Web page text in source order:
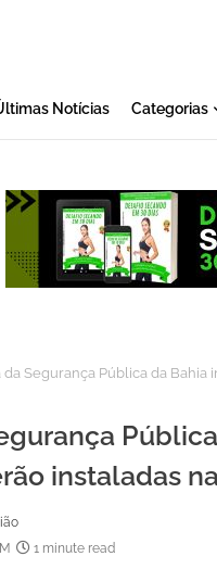
Notícias Categorias
Segurança Pública da Bahia
instaladas
1 minute read